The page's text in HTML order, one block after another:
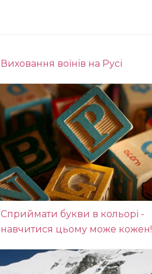
Виховання воїнів на Русі
Сприймати букви в кольорі -
навчитися цьому може кожен!